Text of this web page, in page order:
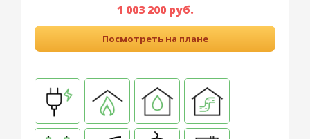
1 003 200 руб.
Посмотреть на плане